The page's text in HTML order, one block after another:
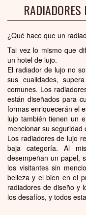
RADIADORES
¿Qué hace que un
Tal vez lo mismo que
un hotel de lujo.
El radiador de lujo no
sus cualidades,
comunes. Los
están diseñados para
formas enriquecerán el
lujo también tienen un
mencionar su seguridad
Los radiadores de lujo
baja categoría. Al
desempeñan un papel,
los visitantes sin
belleza y el bien en el
radiadores de diseño y
los desafíos, y todos